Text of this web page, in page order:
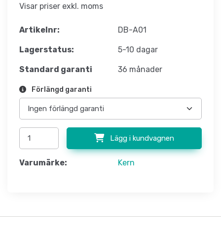
Visar priser exkl. moms
Artikelnr: DB-A01
Lagerstatus: 5-10 dagar
Standard garanti 36 månader
Förlängd garanti
Lägg i kundvagnen
Varumärke: Kern